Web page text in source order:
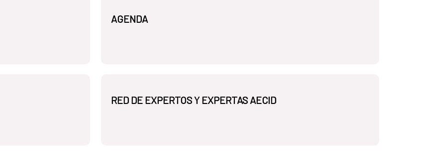
AGENDA
RED DE EXPERTOS Y EXPERTAS AECID